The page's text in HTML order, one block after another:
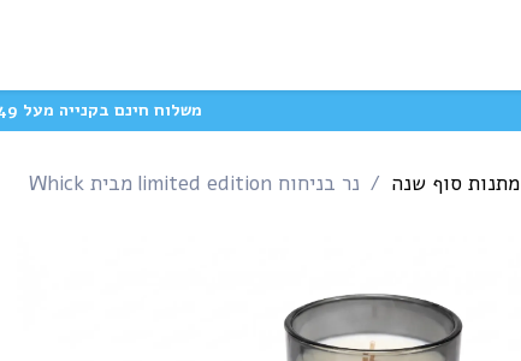
משלוח חינם בקנייה מעל 349 ש״ח לכתובת אחת 🚗
מתנות סוף שנה נר בניחוח limited edition מבית Whick